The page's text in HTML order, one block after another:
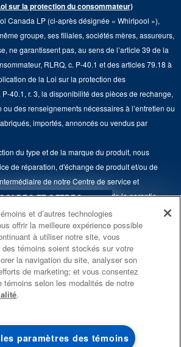
sur la protection du consommateur)
Canada LP (ci-après désignée « Whirlpool »),
groupe, ses filiales, sociétés mères, assureurs,
ne garantissent pas, au sens de l’article 39 de la
RLRQ, c. P-40.1 et des articles 79.18 à
de la Loi sur la protection des
40.1, r. 3, la disponibilité des pièces de rechange,
des renseignements nécessaires à l’entretien ou
importés, annoncés ou vendus par
du type et de la marque du produit, nous
de réparation, d'échange de produit et/ou de
de notre Centre de service et
sous réserve des conditions de la garantie
d'informations, veuillez consulter les sites Web
sous la rubrique « Service et assistance » ou
Pour InSinkErator, appelez le 1-800-561-1700.
au 200-6750, avenue Century, Mississauga
2026 Maytag. Tous droits réservés.
SOLDES ET OFFRES
Finit le 8/26/26
300 $*
électroménagers de
®
ACTUELLEMENT
DISPONIBLE
CENTRE DE
MAGASINEZ
et d’autres technologies
offrir la meilleure expérience possible
à utiliser notre site, vous
témoins soient stockés sur votre
la navigation du site, analyser son
de marketing; et vous consentez
témoins selon les modalités de notre
.
paramètres des témoins